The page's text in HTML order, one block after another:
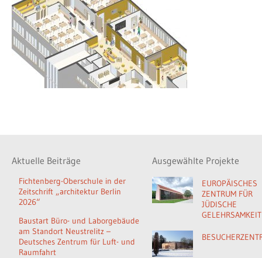
Aktuelle Beiträge
Fichtenberg-Oberschule in der
Zeitschrift „architektur Berlin
2026“
Baustart Büro- und Laborgebäude
am Standort Neustrelitz –
Deutsches Zentrum für Luft- und
Raumfahrt
Ausgewählte Projekte
EUROPÄISCHES
ZENTRUM FÜR
JÜDISCHE
GELEHRSAMKEIT